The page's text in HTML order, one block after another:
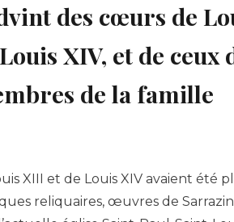
des cœurs de
XIV, et de ceux
de la famille
XIII et de Louis XIV avaient été
reliquaires, œuvres de